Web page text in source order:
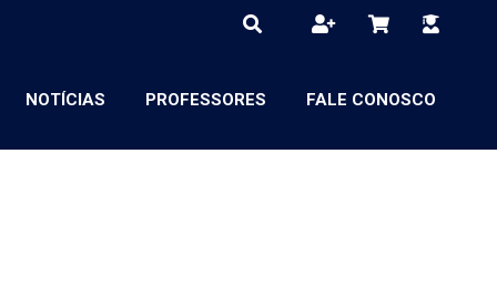
NOTÍCIAS PROFESSORES FALE CONOSCO